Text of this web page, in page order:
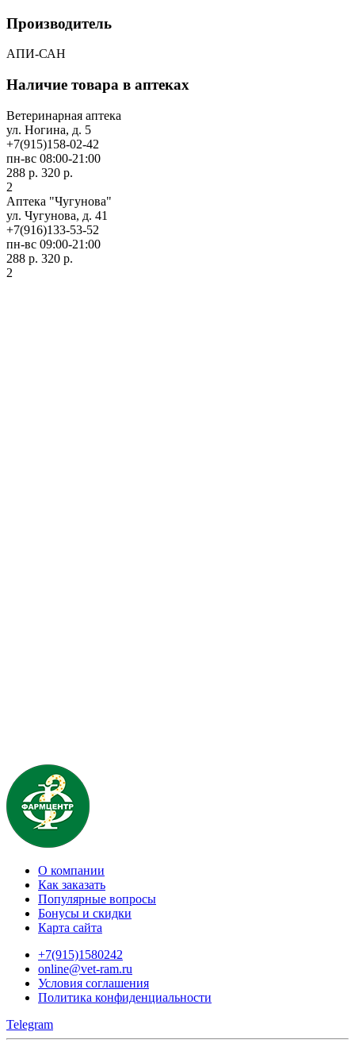
Производитель
АПИ-САН
Наличие товара в аптеках
Ветеринарная аптека
ул. Ногина, д. 5
+7(915)158-02-42
пн-вс 08:00-21:00
288 р. 320 р.
2
Аптека "Чугунова"
ул. Чугунова, д. 41
+7(916)133-53-52
пн-вс 09:00-21:00
288 р. 320 р.
2
О компании
Как заказать
Популярные вопросы
Бонусы и скидки
Карта сайта
+7(915)1580242
online@vet-ram.ru
Условия соглашения
Политика конфиденциальности
Telegram